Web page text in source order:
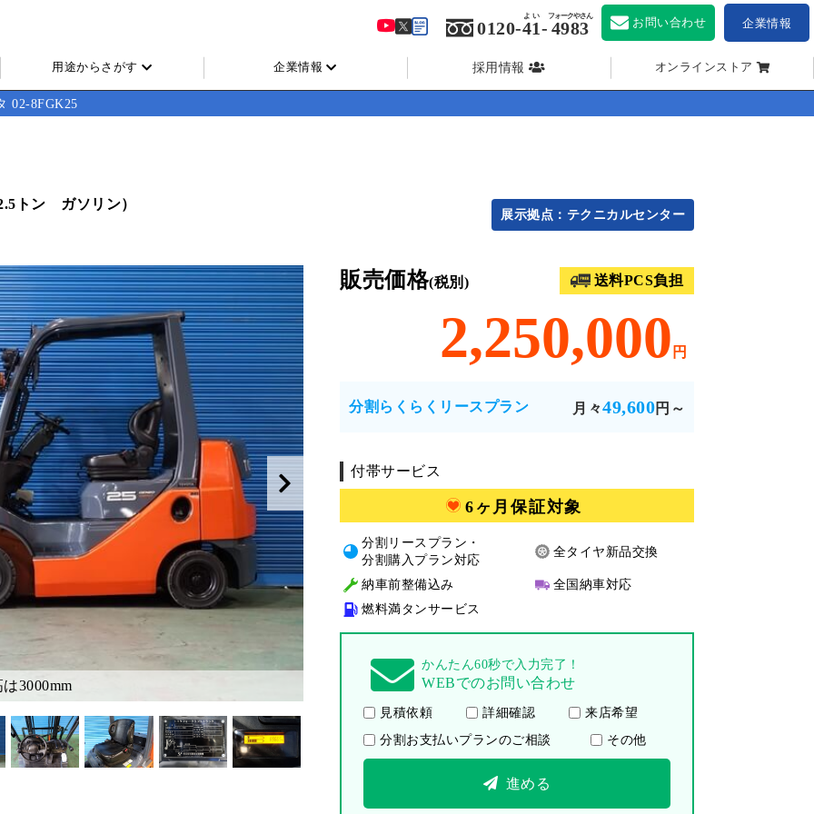
用途からさがす 企業情報 採用情報 オンラインストア
0120-41
よい
- 4983
フォークやさん お問い合わせ 企業情報
02-8FGK25
トン ガソリン）
展示拠点：テクニカルセンター
3000mm
販売価格(税別) 送料PCS負担
2,250,000 円
分割らくらくリースプラン 月々49,600円～
付帯サービス
6ヶ月保証対象
分割リースプラン・
分割購入プラン対応
全タイヤ新品交換
納車前整備込み
全国納車対応
燃料満タンサービス
かんたん60秒で入力完了！
WEBでのお問い合わせ
見積依頼 詳細確認 来店希望
分割お支払いプランのご相談 その他
進める